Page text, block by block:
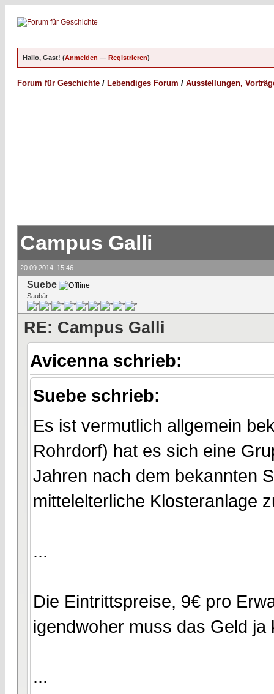
Hallo, Gast! (Anmelden — Registrieren)
Forum für Geschichte / Lebendiges Forum / Ausstellungen,
Campus Galli
20.09.2014, 15:46
Suebe
Saubär
RE: Campus Galli
Avicenna schrieb:
Suebe schrieb:
Es ist vermutlich allgemein
Rohrdorf) hat es sich eine
Jahren nach dem bekannten
mittelelterliche Klosteranlage
...
Die Eintrittspreise, 9€ pro
igendwoher muss das Geld ja
...